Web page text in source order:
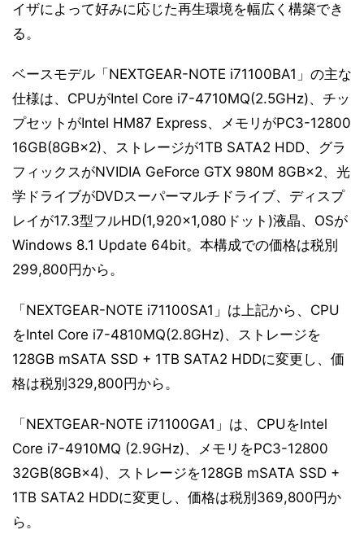
イザによって好みに応じた再生環境を幅広く構築でき
る。
ベースモデル「NEXTGEAR-NOTE i71100BA1」の主な
仕様は、CPUがIntel Core i7-4710MQ(2.5GHz)、チッ
プセットがIntel HM87 Express、メモリがPC3-12800
16GB(8GB×2)、ストレージが1TB SATA2 HDD、グラ
フィックスがNVIDIA GeForce GTX 980M 8GB×2、光
学ドライブがDVDスーパーマルチドライブ、ディスプ
レイが17.3型フルHD(1,920×1,080ドット)液晶、OSが
Windows 8.1 Update 64bit。本構成での価格は税別
299,800円から。
「NEXTGEAR-NOTE i71100SA1」は上記から、CPU
をIntel Core i7-4810MQ(2.8GHz)、ストレージを
128GB mSATA SSD + 1TB SATA2 HDDに変更し、価
格は税別329,800円から。
「NEXTGEAR-NOTE i71100GA1」は、CPUをIntel
Core i7-4910MQ (2.9GHz)、メモリをPC3-12800
32GB(8GB×4)、ストレージを128GB mSATA SSD +
1TB SATA2 HDDに変更し、価格は税別369,800円か
ら。